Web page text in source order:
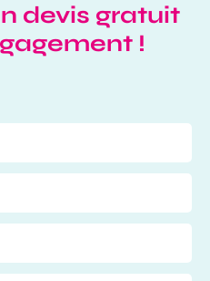
satisfaction.
Mr Hervet
des situations et
devis gratuit
!